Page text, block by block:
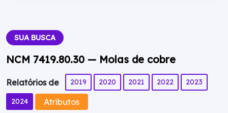
SUA BUSCA
NCM 7419.80.30 — Molas de cobre
Relatórios de 2019 2020 2021 2022 2023
2024 Atributos